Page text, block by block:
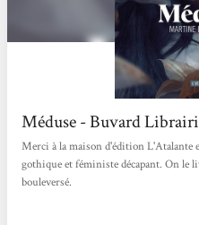
Méduse - Buvard
Merci à la maison d'édition L'Atalante
gothique et féministe décapant. On le
bouleversé.